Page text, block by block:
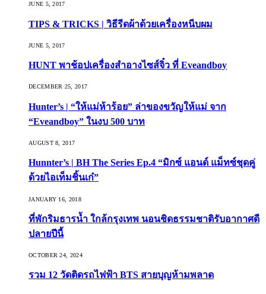
JUNE 5, 2017
TIPS & TRICKS | วิธีรีดผ้าด้วยเครื่องหนีบผม
JUNE 5, 2017
HUNT พาช้อปเครื่องสำอางไซส์จิ๋ว ที่ Eveandboy
DECEMBER 25, 2017
Hunter’s | “ให้แม่ห้าร้อย” ล่าของขวัญให้แม่ จาก
“Eveandboy” ในงบ 500 บาท
AUGUST 8, 2017
Hunnter’s | BH The Series Ep.4 “มิกซ์ แอนด์ แม็ทซ์ชุดคู่
ด้วยไอเท็มชิ้นเก๋”
JANUARY 16, 2018
ที่พักริมธารน้ำ ใกล้กรุงเทพ นอนชิดธรรมชาติรับอากาศดี
ปลายปีนี้
OCTOBER 24, 2024
รวม 12 วัดติดรถไฟฟ้า BTS สายบุญห้ามพลาด